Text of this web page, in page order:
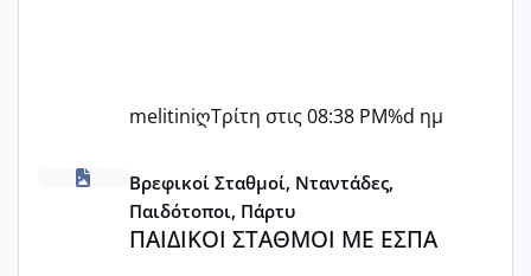
melitiniღΤρίτη στις 08:38 PM%d ημ
ΠΑΙΔΙΚΟΙ ΣΤΑΘΜΟΙ ΜΕ ΕΣΠΑ
Βρεφικοί Σταθμοί, Νταντάδες,
Παιδότοποι, Πάρτυ
ΠΑΙΔΙΚΟΙ ΣΤΑΘΜΟΙ ΜΕ ΕΣΠΑ